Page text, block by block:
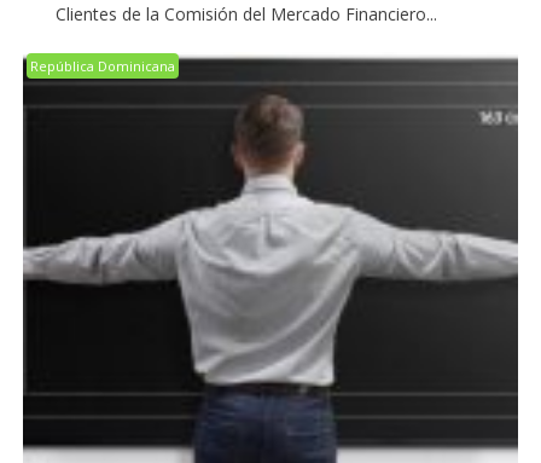
Clientes de la Comisión del Mercado Financiero...
República Dominicana